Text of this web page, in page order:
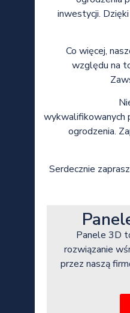
inwestycji.
Co więcej,
względu na
wykwalifikowanych
ogrodzenia.
Serdecznie
Panele 3D
rozwiązanie
przez naszą